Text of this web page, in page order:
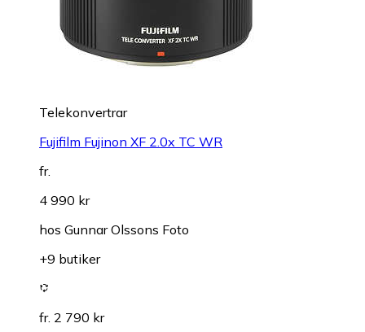
Telekonvertrar
Fujifilm Fujinon XF 2.0x TC WR
fr.
4 990 kr
hos Gunnar Olssons Foto
+9 butiker
fr. 2 790 kr